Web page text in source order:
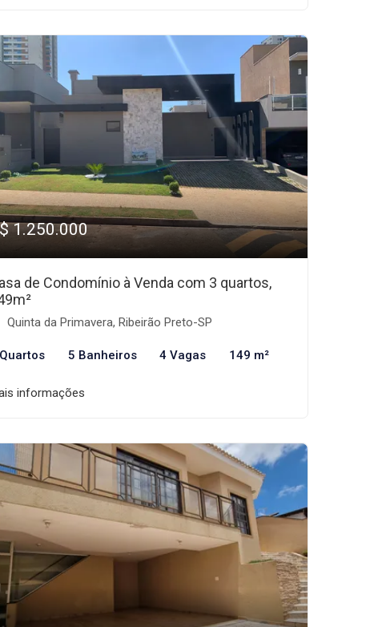
1.250.000
de Condomínio à Venda com 3 quartos,
Quinta da Primavera, Ribeirão Preto-SP
5 Banheiros 4 Vagas 149 m²
informações